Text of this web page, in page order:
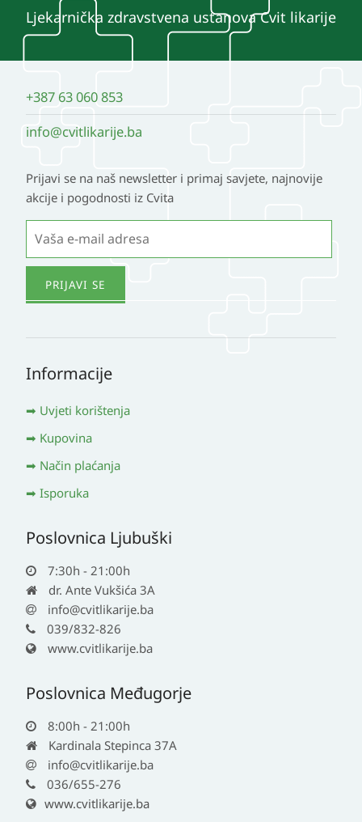
Ljekarnička zdravstvena ustanova Cvit likarije
+387 63 060 853
info@cvitlikarije.ba
Prijavi se na naš newsletter i primaj savjete, najnovije
akcije i pogodnosti iz Cvita
Informacije
Uvjeti korištenja
Kupovina
Način plaćanja
Isporuka
Poslovnica Ljubuški
7:30h - 21:00h
dr. Ante Vukšića 3A
info@cvitlikarije.ba
039/832-826
www.cvitlikarije.ba
Poslovnica Međugorje
8:00h - 21:00h
Kardinala Stepinca 37A
info@cvitlikarije.ba
036/655-276
www.cvitlikarije.ba